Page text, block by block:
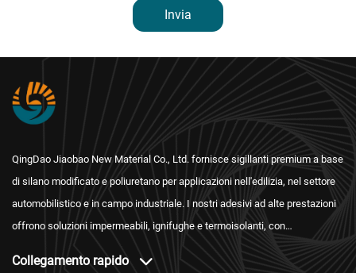
Invia
QingDao Jiaobao New Material Co., Ltd. fornisce sigillanti premium a base
di silano modificato e poliuretano per applicazioni nell'edilizia, nel settore
automobilistico e in campo industriale. I nostri adesivi ad alte prestazioni
offrono soluzioni impermeabili, ignifughe e termoisolanti, con
Collegamento rapido